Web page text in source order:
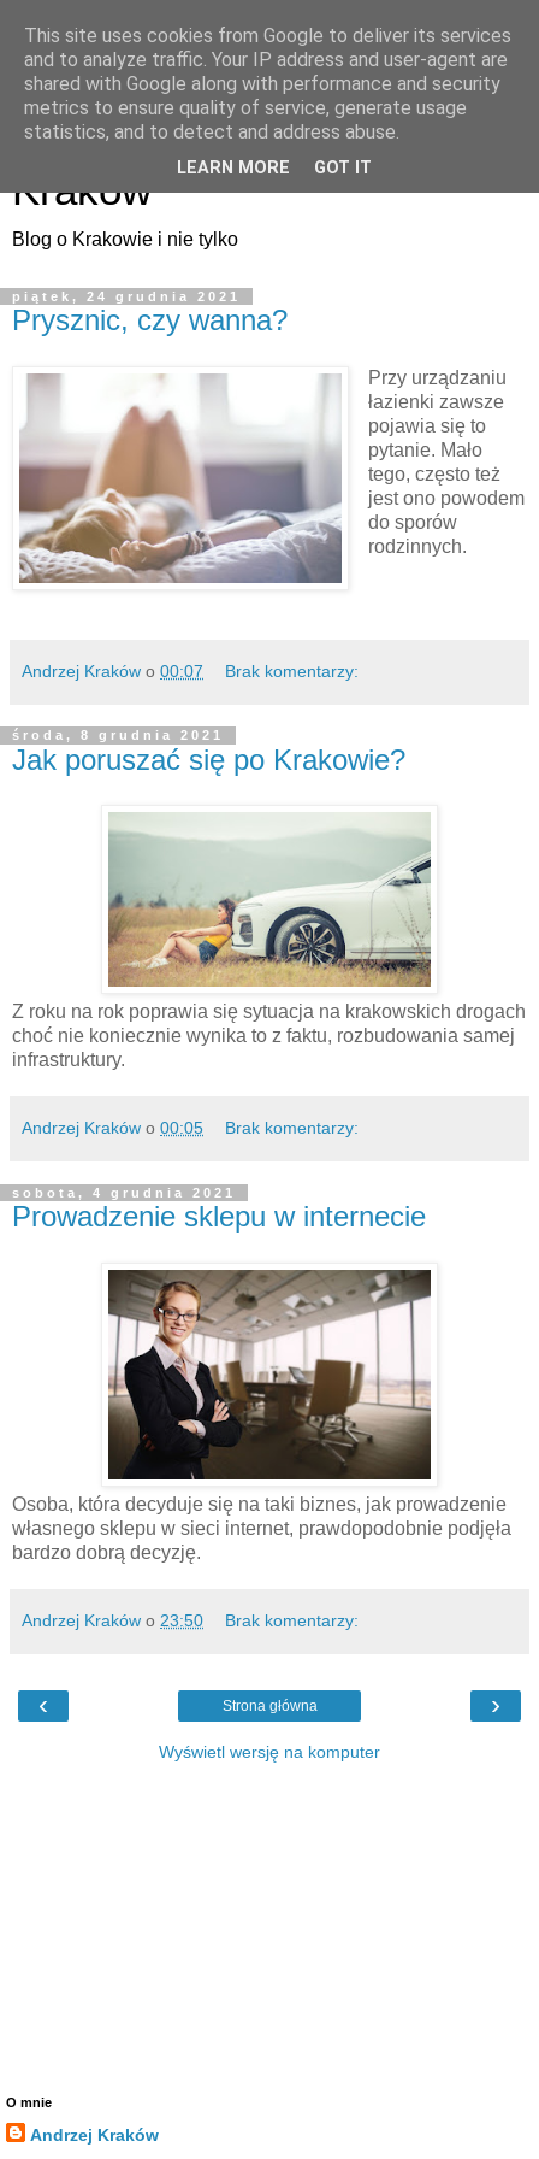
ArtMuza - artystyczny
Kraków
Blog o Krakowie i nie tylko
piątek, 24 grudnia 2021
Prysznic, czy wanna?
Przy urządzaniu
łazienki zawsze
pojawia się to
pytanie. Mało
tego, często też
jest ono powodem
do sporów
rodzinnych.
Andrzej Kraków o 00:07 Brak komentarzy:
środa, 8 grudnia 2021
Jak poruszać się po Krakowie?
Z roku na rok poprawia się sytuacja na krakowskich drogach
choć nie koniecznie wynika to z faktu, rozbudowania samej
infrastruktury.
Andrzej Kraków o 00:05 Brak komentarzy:
sobota, 4 grudnia 2021
Prowadzenie sklepu w internecie
Osoba, która decyduje się na taki biznes, jak prowadzenie
własnego sklepu w sieci internet, prawdopodobnie podjęła
bardzo dobrą decyzję.
Andrzej Kraków o 23:50 Brak komentarzy:
‹ ›
Strona główna
Wyświetl wersję na komputer
O mnie
Andrzej Kraków
This site uses cookies from Google to deliver its services
and to analyze traffic. Your IP address and user-agent are
shared with Google along with performance and security
metrics to ensure quality of service, generate usage
statistics, and to detect and address abuse.
LEARN MORE GOT IT